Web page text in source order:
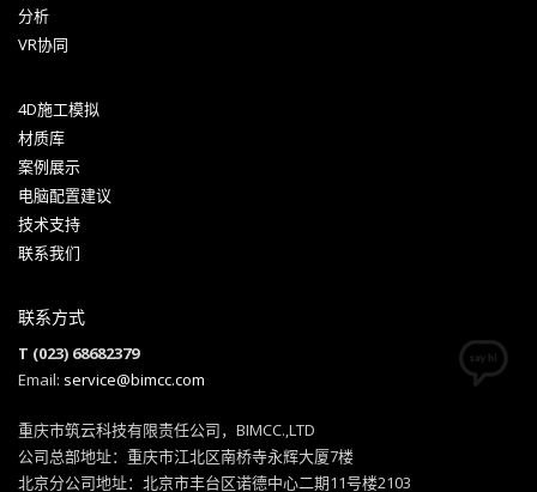
分析
VR协同
4D施工模拟
材质库
案例展示
电脑配置建议
技术支持
联系我们
联系方式
T (023) 68682379
Email: service@bimcc.com
重庆市筑云科技有限责任公司，BIMCC.,LTD
公司总部地址：重庆市江北区南桥寺永辉大厦7楼
北京分公司地址：北京市丰台区诺德中心二期11号楼2103